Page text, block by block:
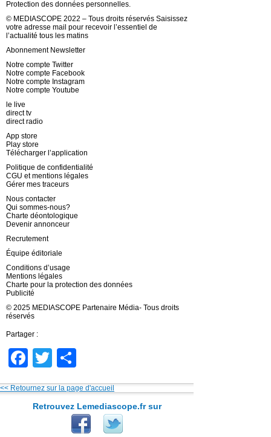
Protection des données personnelles.
© MEDIASCOPE 2022 – Tous droits réservés Saisissez
votre adresse mail pour recevoir l’essentiel de
l’actualité tous les matins
Abonnement Newsletter
Notre compte Twitter
Notre compte Facebook
Notre compte Instagram
Notre compte Youtube
le live
direct tv
direct radio
App store
Play store
Télécharger l’application
Politique de confidentialité
CGU et mentions légales
Gérer mes traceurs
Nous contacter
Qui sommes-nous?
Charte déontologique
Devenir annonceur
Recrutement
Équipe éditoriale
Conditions d’usage
Mentions légales
Charte pour la protection des données
Publicité
© 2025 MEDIASCOPE Partenaire Média- Tous droits
réservés
Partager :
Facebook
Twitter
<< Retournez sur la page d'accueil
Retrouvez Lemediascope.fr sur